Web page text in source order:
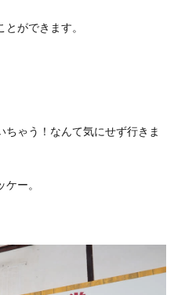
ができます。
ゃう！なんて気にせず行きま
ー。